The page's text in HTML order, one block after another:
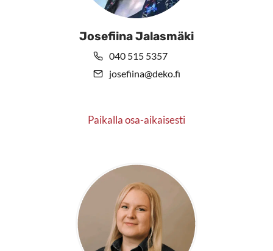
Josefiina Jalasmäki
040 515 5357
josefiina@deko.fi
Paikalla osa-aikaisesti